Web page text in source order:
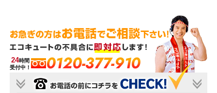
24時間
受付中！
0120-377-910